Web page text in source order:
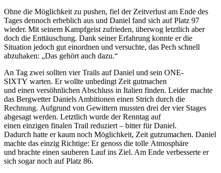
Ohne die Möglichkeit zu pushen, fiel der Zeitverlust am Ende des
Tages dennoch erheblich aus und Daniel fand sich auf Platz 97
wieder. Mit seinem Kampfgeist zufrieden, überwog letztlich aber
doch die Enttäuschung. Dank seiner Erfahrung konnte er die
Situation jedoch gut einordnen und versuchte, das Pech schnell
abzuhaken: „Das gehört auch dazu.“
An Tag zwei sollten vier Trails auf Daniel und sein ONE-
SIXTY warten. Er wollte unbedingt Zeit gutmachen
und einen versöhnlichen Abschluss in Italien finden. Leider machte
das Bergwetter Daniels Ambitionen einen Strich durch die
Rechnung. Aufgrund von Gewittern mussten drei der vier Stages
abgesagt werden. Letztlich wurde der Renntag auf
einen einzigen finalen Trail reduziert – bitter für Daniel.
Dadurch hatte er kaum noch Möglichkeit, Zeit gutzumachen. Daniel
machte das einzig Richtige: Er genoss die tolle Atmosphäre
und brachte einen sauberen Lauf ins Ziel. Am Ende verbesserte er
sich sogar noch auf Platz 86.